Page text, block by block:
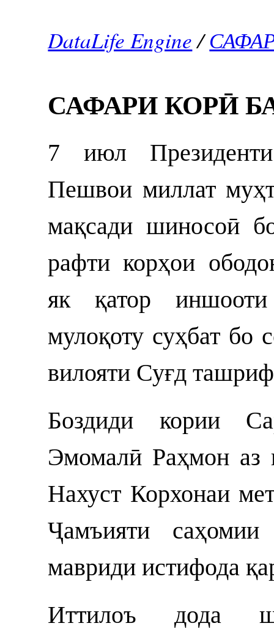
DataLife Engine/
САФАРИ КОРӢ
7 июл
Пешвои миллат
мақсади шиносоӣ
рафти корҳои
як қатор
мулоқоту суҳбат бо
вилояти Суғд
Боздиди кории
Эмомалӣ Раҳмон аз
Нахуст Корхонаи
Ҷамъияти
мавриди истифода
Иттилоъ дода